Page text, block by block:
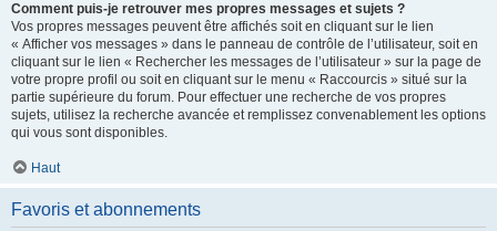
Comment puis-je retrouver mes propres messages et sujets ?
Vos propres messages peuvent être affichés soit en cliquant sur le lien
« Afficher vos messages » dans le panneau de contrôle de l’utilisateur, soit en
cliquant sur le lien « Rechercher les messages de l’utilisateur » sur la page de
votre propre profil ou soit en cliquant sur le menu « Raccourcis » situé sur la
partie supérieure du forum. Pour effectuer une recherche de vos propres
sujets, utilisez la recherche avancée et remplissez convenablement les options
qui vous sont disponibles.
Haut
Favoris et abonnements